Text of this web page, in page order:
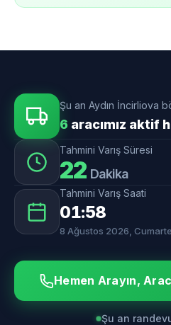
Şu an Aydın İncirliova
6 aracımız aktif
Tahmini Varış Süresi
22 Dakika
Tahmini Varış Saati
01:58
8 Ağustos 2026,
Hemen Arayın,
Şu an